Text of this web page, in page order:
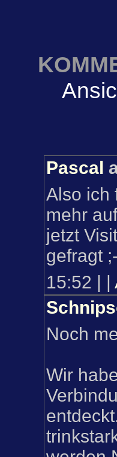
Pascal
Also ich
mehr
jetzt
gefragt
15:52 | |
Noch
Wir